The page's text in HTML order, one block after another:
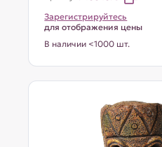
Зарегистрируйтесь
для отображения цены
В наличии <1000 шт.